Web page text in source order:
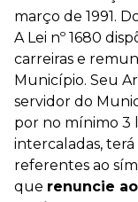
março de 1991.
A Lei nº 1680
carreiras e
Município. Seu
servidor do
por no mínimo 3
intercaladas,
referentes ao
que renuncie